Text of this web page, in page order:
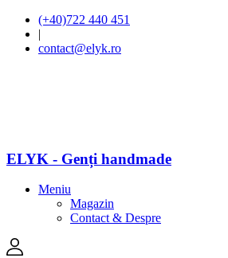
(+40)722 440 451
|
contact@elyk.ro
ELYK - Genți handmade
Meniu
Magazin
Contact & Despre